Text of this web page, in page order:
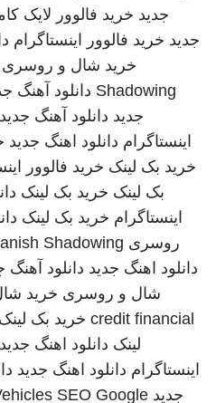
جدید خرید فالوور لایک
جدید خرید فالوور اینستاگرام
خرید شال و روسری
Shadowing دانلود آهنگ
جدید دانلود آهنگ جدید
اینستاگرام دانلود اهنگ جدید
خرید بک لینک خرید فالوور
بک لینک خرید بک لینک
اینستاگرام خرید بک لینک
روسری Shadowing
دانلود اهنگ جدید دانلود آهنگ
شال و روسری خرید
credit financial خرید بک لینک
لینک دانلود اهنگ جدید
اینستاگرام دانلود اهنگ جدید
جدید SEO Google